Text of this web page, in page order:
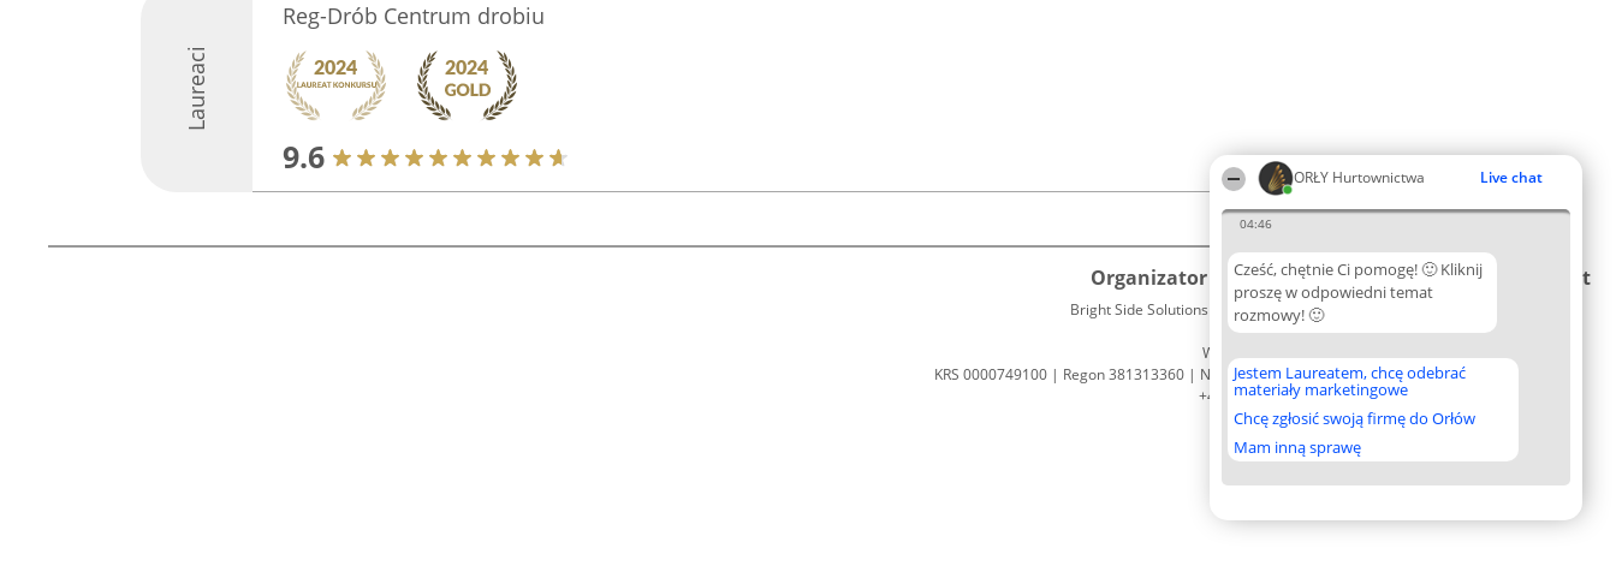
ORŁY Hurtownictwa Live chat
04:46
Cześć, chętnie Ci pomogę! 🙂 Kliknij
proszę w odpowiedni temat
rozmowy! 🙂
Jestem Laureatem, chcę odebrać
materiały marketingowe
Chcę zgłosić swoją firmę do Orłów
Mam inną sprawę
Laureaci
Reg-Drób Centrum drobiu
9.6
Organizator plebiscytu
Bright Side Solutions sp. z o. o. sp. k.
ul. Ruska 22
Wrocław 50-079
KRS 0000749100 | Regon 381313360 | NIP 8943132676
+48 508 492 400
Plebiscyt
Lista
Laureatów
Zasady
Regulamin
Prywatności
Kontakt